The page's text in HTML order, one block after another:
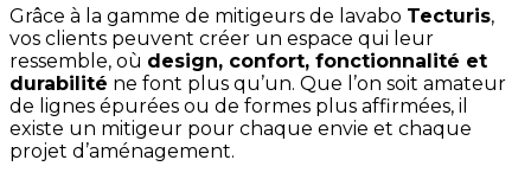
Grâce à la gamme de mitigeurs de lavabo Tecturis,
vos clients peuvent créer un espace qui leur
ressemble, où design, confort, fonctionnalité et
durabilité ne font plus qu’un. Que l’on soit amateur
de lignes épurées ou de formes plus affirmées, il
existe un mitigeur pour chaque envie et chaque
projet d’aménagement.